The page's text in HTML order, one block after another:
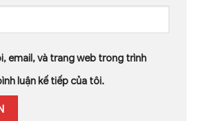
email, và trang web trong trình
luận kế tiếp của tôi.